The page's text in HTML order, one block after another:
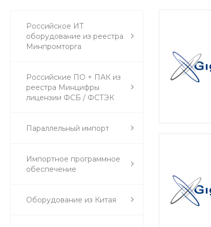
Российское ИТ
оборудование из реестра
Минпромторга
Российские ПО + ПАК из
реестра Минцифры
лицензии ФСБ / ФСТЭК
Параллельный импорт
Импортное программное
обеспечение
Оборудование из Китая